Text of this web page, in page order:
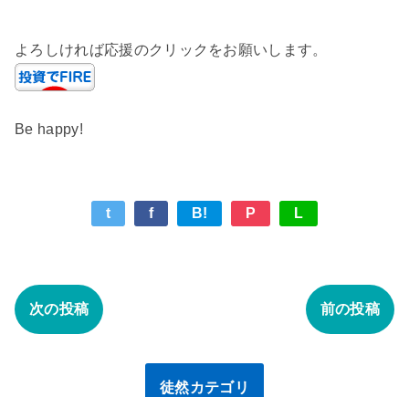
よろしければ応援のクリックをお願いします。
Be happy!
t f B! P L
次の投稿 前の投稿
徒然カテゴリ